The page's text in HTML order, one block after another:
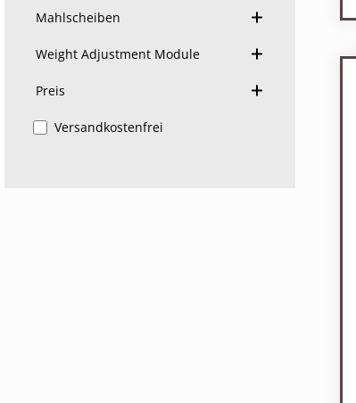
Mahlscheiben
Weight Adjustment Module
Preis
Filter hinzufügen: Versandkostenfrei
Versandkostenfrei